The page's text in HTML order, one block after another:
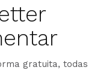
gratuita, todas